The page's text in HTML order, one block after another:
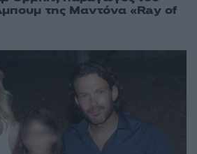
της Μαντόνα «Ray of